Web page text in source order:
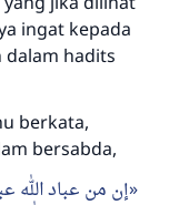
ingat kepada
dalam hadits
berkata,
bersabda,
إن من عباد الله